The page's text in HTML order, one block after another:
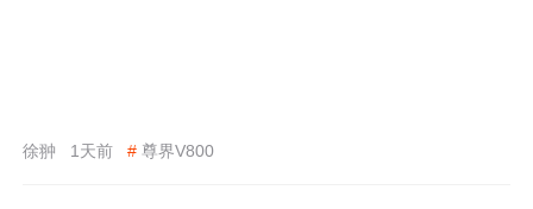
徐翀 1天前 # 尊界V800